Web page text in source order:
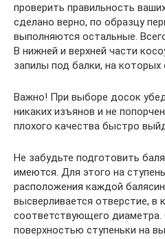
проверить правильность
сделано верно, по образцу
выполняются остальные.
В нижней и верхней части
запилы под балки, на которых
Важно! При выборе досок
никаких изъянов и не
плохого качества быстро
Не забудьте подготовить
имеются. Для этого на
расположения каждой
высверливается отверстие, в
соответствующего
поверхностью ступеньки на